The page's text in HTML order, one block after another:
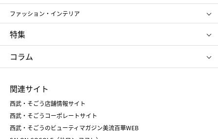
お中元
お歳暮
ポール&ジョー ボーテ
ジルスチュアート
NARS
RMK
クリニーク
SK-Ⅱ
アンリ・シャルパンティエ
ゴディバ
新宿高野
たねや
ねんりん家
ファッション・インテリア
ポロ ラルフ ローレン
タケオ キクチ
ママ＆キッズ
シュタイフ
特集
お中元
ひな人形
五月人形
父の日
クリスマスケーキ
ホワイトデー
コラム
菓子折り
和菓子
人気のギフト
バレンタイン
ホワイトデー
関連サイト
西武・そごう店舗情報サイト
西武・そごうコーポレートサイト
西武・そごうのビューティマガジン美流百華WEB